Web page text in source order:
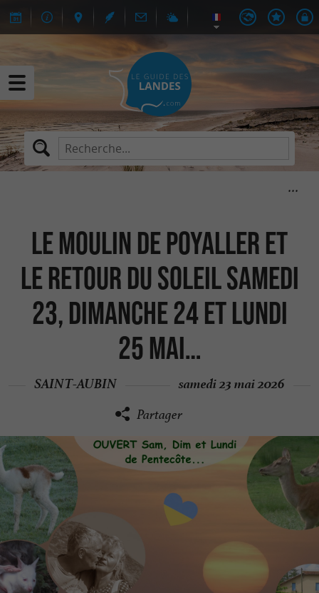
Le Moulin de Poyaller et
le retour du SOLEIL Samedi
23, Dimanche 24 et Lundi
25 Mai…
SAINT-AUBIN samedi 23 mai 2026
Partager